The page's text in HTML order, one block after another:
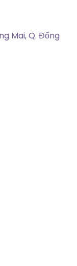
Mai, Q. Đống